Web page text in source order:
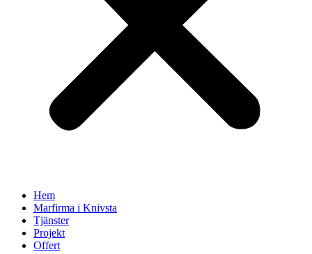
Hem
Marfirma i Knivsta
Tjänster
Projekt
Offert